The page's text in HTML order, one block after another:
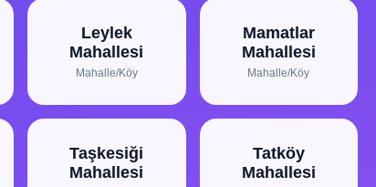
Leylek
Mahallesi
Mahalle/Köy
Mamatlar
Mahallesi
Mahalle/Köy
Taşkesiği
Mahallesi
Tatköy
Mahallesi